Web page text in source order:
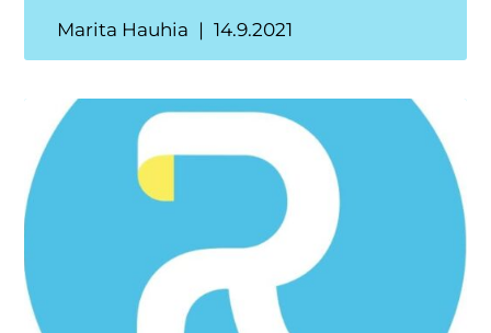
Marita Hauhia 14.9.2021